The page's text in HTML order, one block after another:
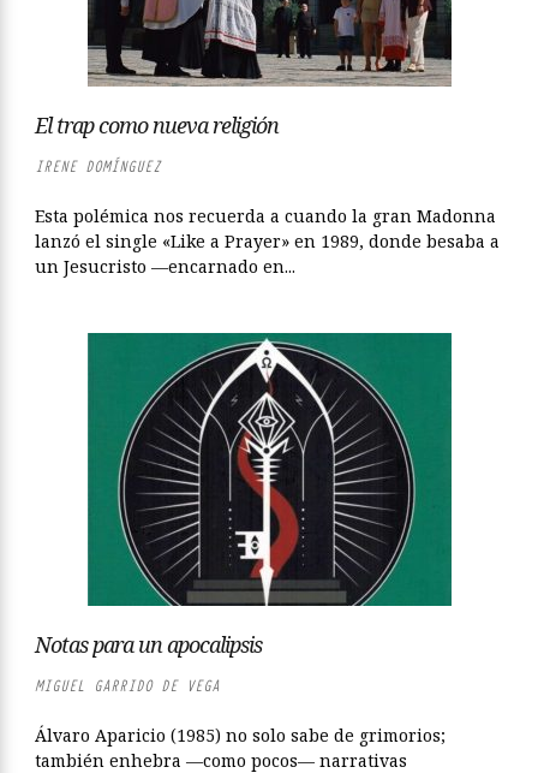
El trap como nueva religión
IRENE DOMÍNGUEZ
Esta polémica nos recuerda a cuando la gran Madonna
lanzó el single «Like a Prayer» en 1989, donde besaba a
un Jesucristo —encarnado en...
Notas para un apocalipsis
MIGUEL GARRIDO DE VEGA
Álvaro Aparicio (1985) no solo sabe de grimorios;
también enhebra —como pocos— narrativas